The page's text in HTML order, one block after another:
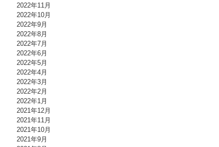
2022年11月
2022年10月
2022年9月
2022年8月
2022年7月
2022年6月
2022年5月
2022年4月
2022年3月
2022年2月
2022年1月
2021年12月
2021年11月
2021年10月
2021年9月